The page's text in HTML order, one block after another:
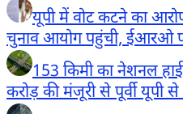
यूपी में वोट कटने का
चुनाव आयोग पहुंची, ईआरओ
153 किमी का नेशनल
करोड़ की मंजूरी से पूर्वी यूपी